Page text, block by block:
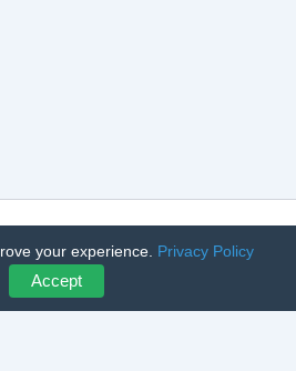
byAstra WordPress Theme
your experience. Privacy Policy
Accept